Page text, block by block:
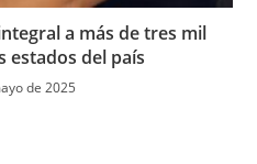
a más de tres mil
estados del país
de 2025